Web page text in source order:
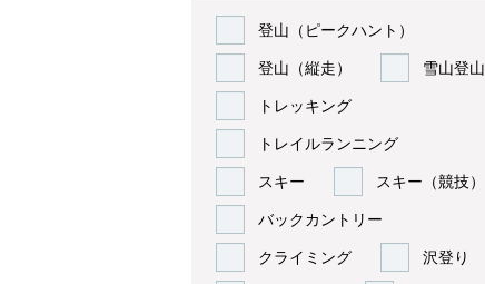
登山（ピークハント）
登山（縦走） 雪山登山
トレッキング
トレイルランニング
スキー スキー（競技）
バックカントリー
クライミング 沢登り